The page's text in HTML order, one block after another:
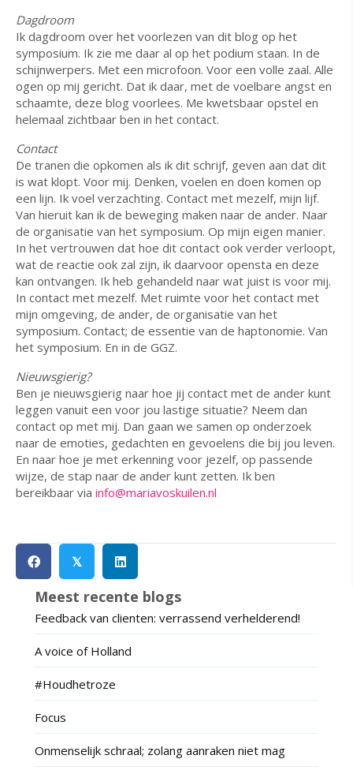
Dagdroom
Ik dagdroom over het voorlezen van dit blog op het
symposium. Ik zie me daar al op het podium staan. In de
schijnwerpers. Met een microfoon. Voor een volle zaal. Alle
ogen op mij gericht. Dat ik daar, met de voelbare angst en
schaamte, deze blog voorlees. Me kwetsbaar opstel en
helemaal zichtbaar ben in het contact.
Contact
De tranen die opkomen als ik dit schrijf, geven aan dat dit
is wat klopt. Voor mij. Denken, voelen en doen komen op
een lijn. Ik voel verzachting. Contact met mezelf, mijn lijf.
Van hieruit kan ik de beweging maken naar de ander. Naar
de organisatie van het symposium. Op mijn eigen manier.
In het vertrouwen dat hoe dit contact ook verder verloopt,
wat de reactie ook zal zijn, ik daarvoor opensta en deze
kan ontvangen. Ik heb gehandeld naar wat juist is voor mij.
In contact met mezelf. Met ruimte voor het contact met
mijn omgeving, de ander, de organisatie van het
symposium. Contact; de essentie van de haptonomie. Van
het symposium. En in de GGZ.
Nieuwsgierig?
Ben je nieuwsgierig naar hoe jij contact met de ander kunt
leggen vanuit een voor jou lastige situatie? Neem dan
contact op met mij. Dan gaan we samen op onderzoek
naar de emoties, gedachten en gevoelens die bij jou leven.
En naar hoe je met erkenning voor jezelf, op passende
wijze, de stap naar de ander kunt zetten. Ik ben
bereikbaar via info@mariavoskuilen.nl
𝕏
Meest recente blogs
Feedback van clienten: verrassend verhelderend!
A voice of Holland
#Houdhetroze
Focus
Onmenselijk schraal; zolang aanraken niet mag